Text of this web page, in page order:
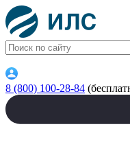
8 (800) 100-28-84